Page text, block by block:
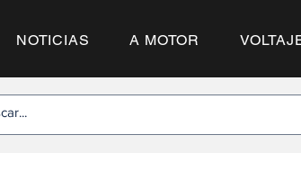
NOTICIAS A MOTOR